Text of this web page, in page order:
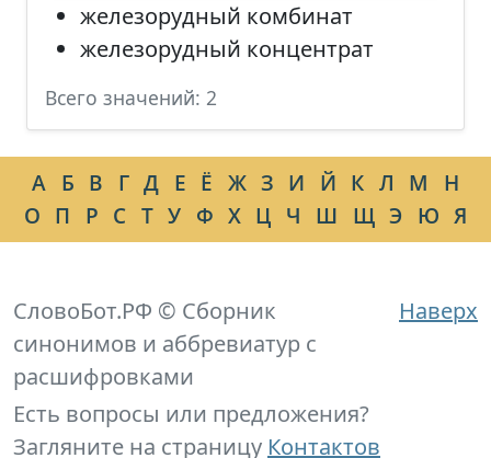
железорудный комбинат
железорудный концентрат
Всего значений: 2
А Б В Г Д Е Ё Ж З И Й К Л М
Н
О П Р С Т У Ф Х Ц Ч Ш Щ Э Ю Я
Наверх
СловоБот.РФ © Сборник
синонимов и аббревиатур с
расшифровками
Есть вопросы или предложения?
Загляните на страницу Контактов